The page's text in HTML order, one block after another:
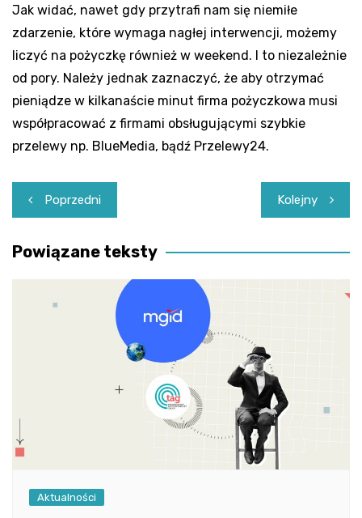
Jak widać, nawet gdy przytrafi nam się niemiłe
zdarzenie, które wymaga nagłej interwencji, możemy
liczyć na pożyczkę również w weekend. I to niezależnie
od pory. Należy jednak zaznaczyć, że aby otrzymać
pieniądze w kilkanaście minut firma pożyczkowa musi
współpracować z firmami obsługującymi szybkie
przelewy np. BlueMedia, bądź Przelewy24.
Nawigacja
wpisu
Poprzedni Kolejny
Powiązane teksty
Aktualności